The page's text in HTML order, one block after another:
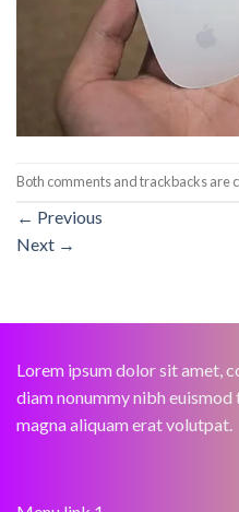
Both comments and trackbacks are
← Previous
Next →
Lorem ipsum dolor sit amet,
diam nonummy nibh
magna aliquam erat volutpat.